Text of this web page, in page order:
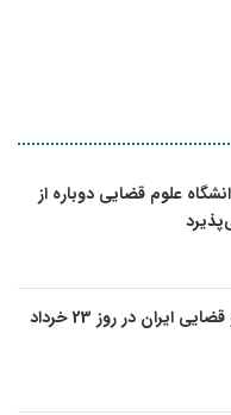
علوم قضایی دوباره از
تحولات مهم حقوقی و قضایی ایران در روز 23 خرداد